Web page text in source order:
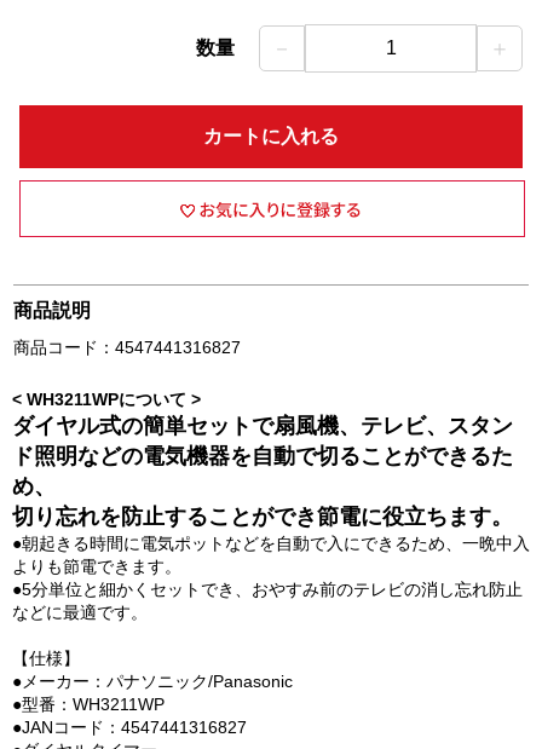
数量 － 1 ＋
カートに入れる
商品説明
商品コード：4547441316827
< WH3211WPについて >
ダイヤル式の簡単セットで扇風機、テレビ、スタン
ド照明などの電気機器を自動で切ることができるた
め、
切り忘れを防止することができ節電に役立ちます。
●朝起きる時間に電気ポットなどを自動で入にできるため、一晩中入
よりも節電できます。
●5分単位と細かくセットでき、おやすみ前のテレビの消し忘れ防止
などに最適です。
【仕様】
●メーカー：パナソニック/Panasonic
●型番：WH3211WP
●JANコード：4547441316827